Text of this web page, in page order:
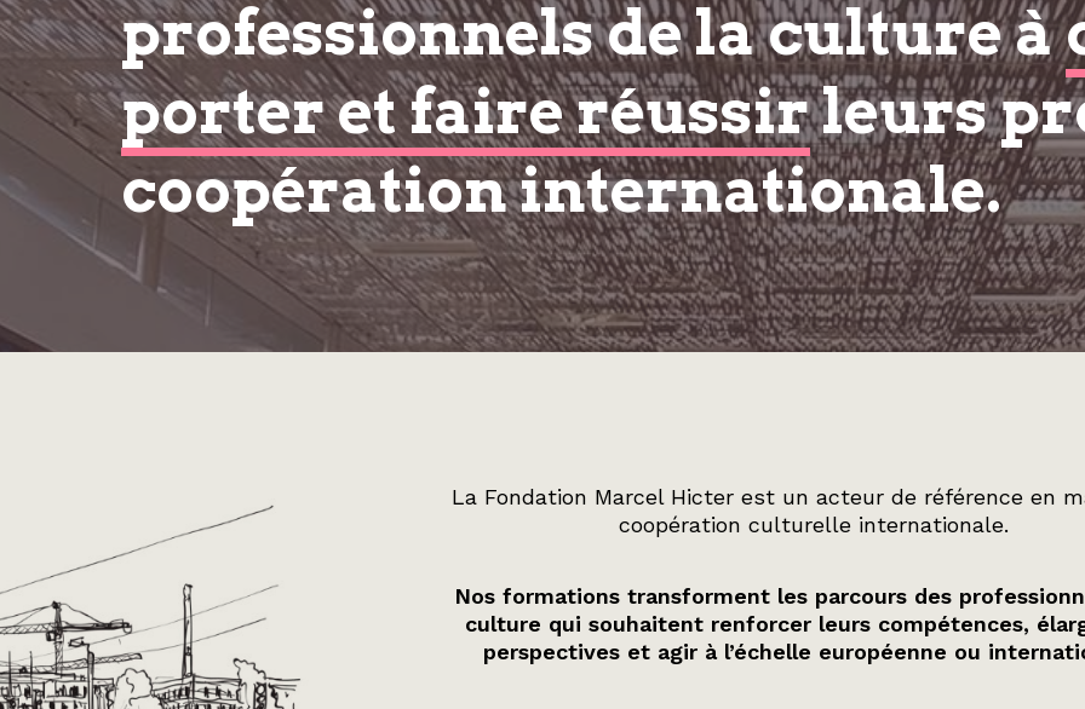
professionnels de la culture à
porter et faire réussirleurs
coopération internationale.
La Fondation Marcel Hicter est un acteur de référence en
coopération culturelle internationale.
Nos formations transforment les parcours des
culture qui souhaitent renforcer leurs compétences,
perspectives et agir à l’échelle européenne ou